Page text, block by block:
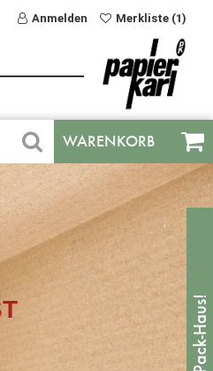
Anmelden Merkliste (1)
WARENKORB